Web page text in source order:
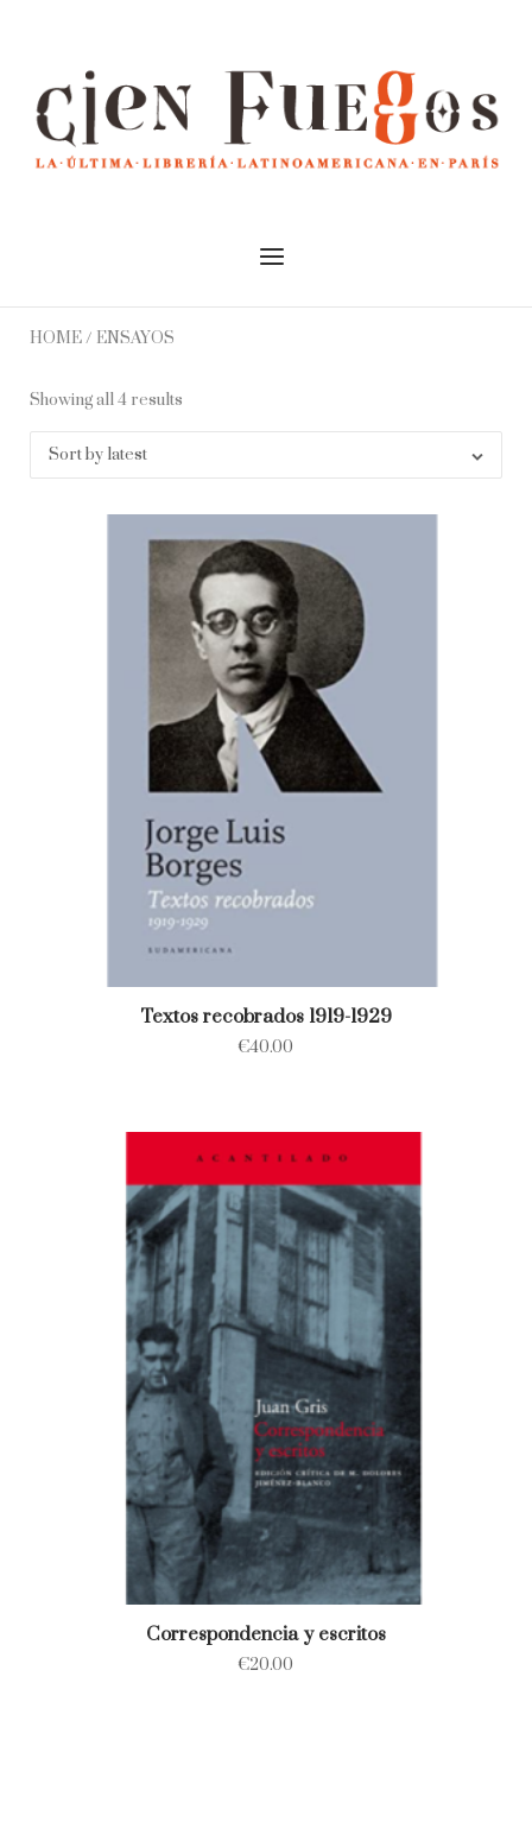
Menu
HOME/ ENSAYOS
Showing all 4 results
Sort by latest
Textos recobrados 1919-1929
€40.00
Correspondencia y escritos
€20.00